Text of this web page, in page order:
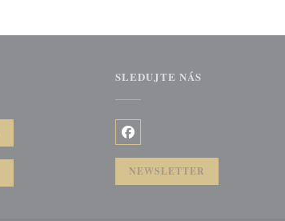
SLEDUJTE NÁS
Facebook ((otevře se v novém
NEWSLETTER